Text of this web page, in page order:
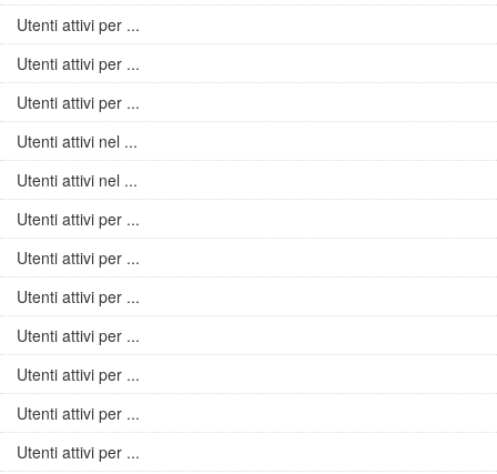
Utenti attivi per ...
Utenti attivi per ...
Utenti attivi per ...
Utenti attivi nel ...
Utenti attivi nel ...
Utenti attivi per ...
Utenti attivi per ...
Utenti attivi per ...
Utenti attivi per ...
Utenti attivi per ...
Utenti attivi per ...
Utenti attivi per ...